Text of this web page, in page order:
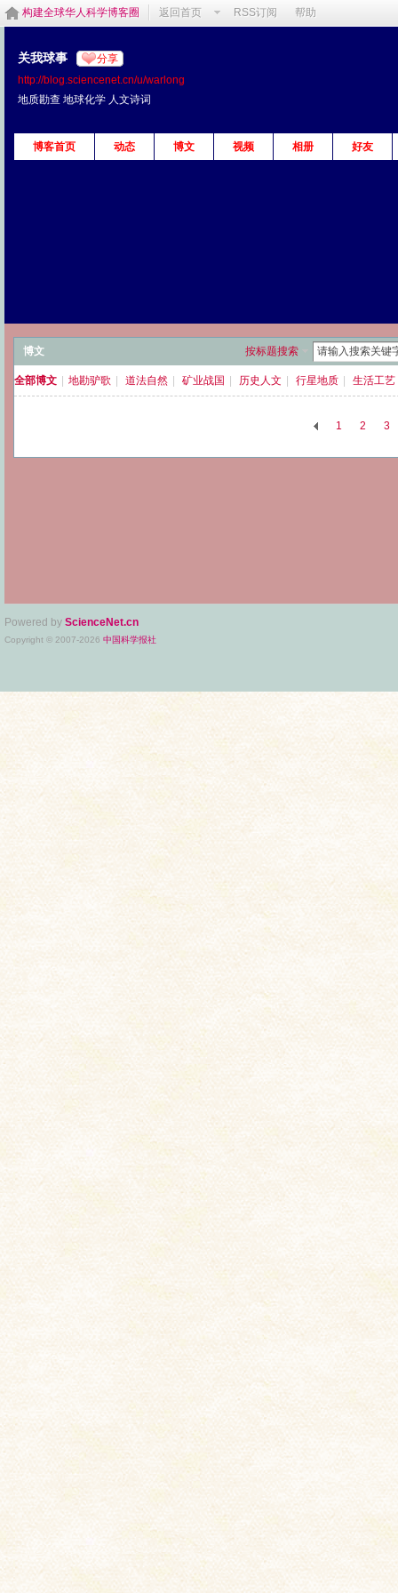
构建全球华人科学博客圈 返回首页 RSS订阅 帮助
关我球事 分享
http://blog.sciencenet.cn/u/warlong
地质勘查 地球化学 人文诗词
博客首页 动态 博文 视频 相册 好友
博文 按标题搜索
全部博文 地勘驴歌 道法自然 矿业战国 历史人文 行星地质 生活工艺
1 2 3
Powered by ScienceNet.cn
Copyright © 2007-2026 中国科学报社